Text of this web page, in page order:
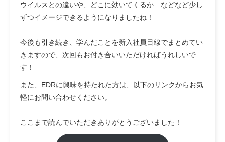
ウイルスとの違いや、どこに効いてくるか…などなど少し
ずつイメージできるようになりましたね！
今後も引き続き、学んだことを新入社員目線でまとめてい
きますので、次回もお付き合いいただければうれしいで
す！
また、EDRに興味を持たれた方は、以下のリンクからお気
軽にお問い合わせください。
ここまで読んでいただきありがとうございました！